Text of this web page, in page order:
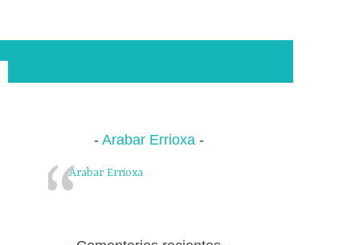
Arabar Errioxa
Arabar Errioxa